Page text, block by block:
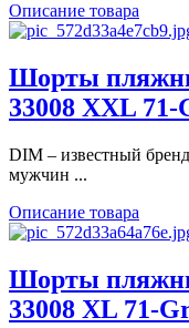
Описание товара
Шорты
33008 XXL 71-
DIM – известный
мужчин ...
Описание товара
Шорты
33008 XL 71-